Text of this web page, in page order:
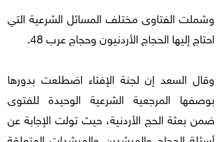
وشملت الفتاوى مختلف المسائل الشرعية التي
احتاج إليها الحجاج الأردنيون وحجاج عرب 48.
وقال السعد إن لجنة الإفتاء اضطلعت بدورها
بوصفها المرجعية الشرعية الوحيدة للفتوى
ضمن بعثة الحج الأردنية، حيث تولت الإجابة عن